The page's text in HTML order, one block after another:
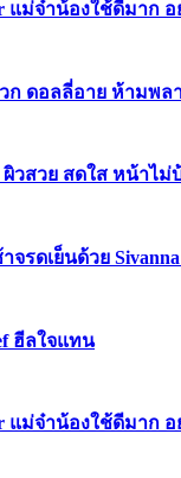
แม่จ๋าน้องใช้ดีมาก
ก ดอลลี่อาย ห้ามพล
วสวย สดใส หน้าไม่
รดเย็นด้วย
ฮีลใจแทน
แม่จ๋าน้องใช้ดีมาก